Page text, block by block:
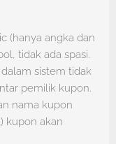
(hanya angka dan
tidak ada spasi.
sistem tidak
pemilik kupon.
nama kupon
kupon akan